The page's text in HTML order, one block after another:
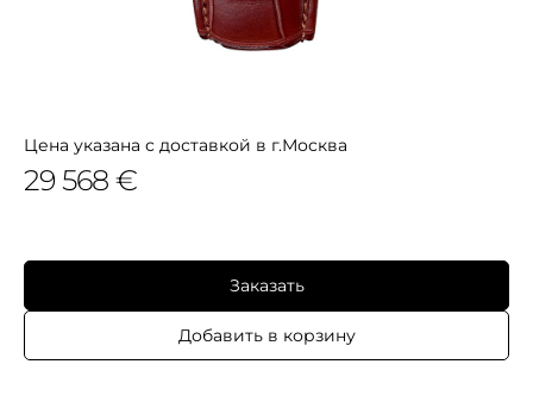
Цена указана с доставкой в г.Москва
29 568 €
Заказать
Добавить в корзину